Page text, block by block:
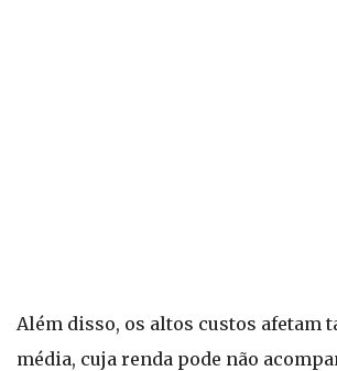
Além disso, os altos custos afetam
média, cuja renda pode não